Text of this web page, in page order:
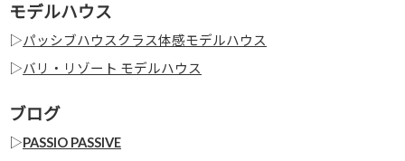
モデルハウス
▷パッシブハウスクラス体感モデルハウス
▷バリ・リゾート モデルハウス
ブログ
▷PASSIO PASSIVE